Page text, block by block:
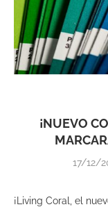
¡NUEVO
17/12/
¡Living Coral, el